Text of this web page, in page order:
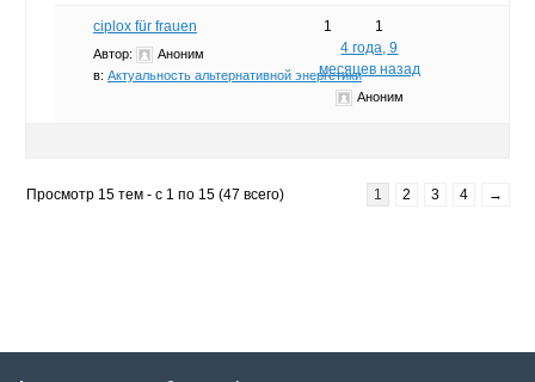
ciplox für frauen
Автор:
Аноним
в: Актуальность альтернативной энергетики
1
1
4 года, 9
месяцев назад
Аноним
Просмотр 15 тем - с 1 по 15 (47 всего) 1 2 3 4 →